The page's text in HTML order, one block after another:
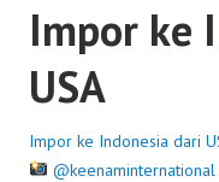
Impor ke
USA
Impor ke Indonesia dari
@keenaminternational